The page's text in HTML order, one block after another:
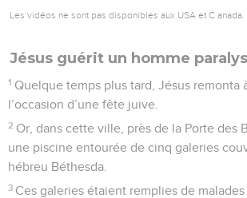
Les vidéos ne sont pas disponibles aux USA et C anada.
Jésus guérit un homme
1 Quelque temps plus tard, Jésus remonta
l’occasion d’une fête juive.
2 Or, dans cette ville, près de la Porte des
une piscine entourée de cinq galeries
hébreu Béthesda.
3 Ces galeries étaient remplies de